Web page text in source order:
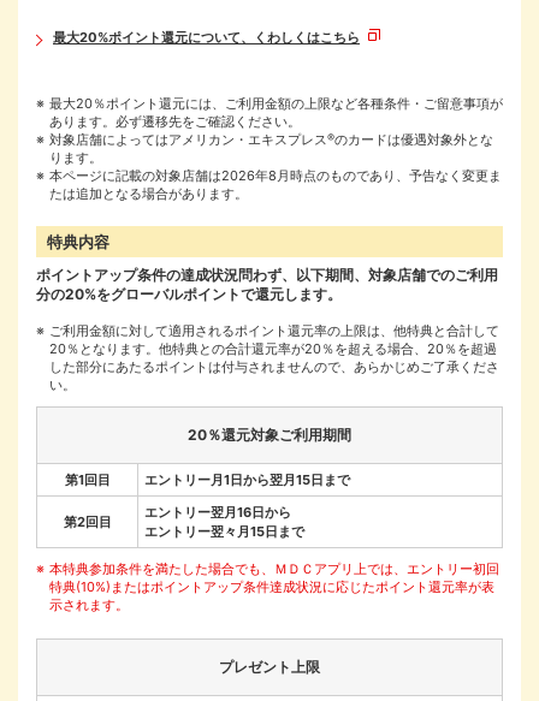
最大20%ポイント還元について、くわしくはこちら
最大20％ポイント還元には、ご利用金額の上限など各種条件・ご留意事項が
あります。必ず遷移先をご確認ください。
対象店舗によってはアメリカン・エキスプレス®のカードは優遇対象外とな
ります。
本ページに記載の対象店舗は2026年8月時点のものであり、予告なく変更ま
たは追加となる場合があります。
特典内容
ポイントアップ条件の達成状況問わず、以下期間、対象店舗でのご利用
分の20%をグローバルポイントで還元します。
ご利用金額に対して適用されるポイント還元率の上限は、他特典と合計して
20％となります。他特典との合計還元率が20％を超える場合、20％を超過
した部分にあたるポイントは付与されませんので、あらかじめご了承くださ
い。
20％還元対象ご利用期間
第1回目 エントリー月1日から翌月15日まで
第2回目
エントリー翌月16日から
エントリー翌々月15日まで
本特典参加条件を満たした場合でも、ＭＤＣアプリ上では、エントリー初回
特典(10%)またはポイントアップ条件達成状況に応じたポイント還元率が表
示されます。
プレゼント上限